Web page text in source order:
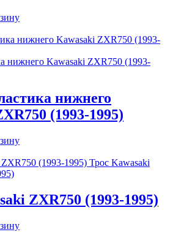
нижнего Kawasaki ZXR750 (1993-
нижнего
(1993-1995)
Трос Kawasaki
ZXR750 (1993-1995)